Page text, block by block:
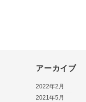
アーカイブ
2022年2月
2021年5月